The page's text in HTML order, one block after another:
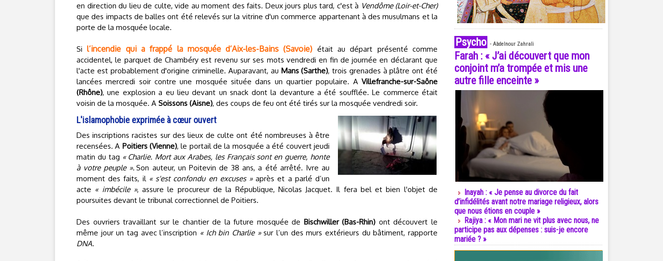
en direction du lieu de culte, vide au moment des faits. Deux jours plus tard, c'est à Vendôme (Loir-et-Cher)
que des impacts de balles ont été relevés sur la vitrine d'un commerce appartenant à des musulmans et la
porte de la mosquée locale.
Sil’incendie qui a frappé la mosquée d’Aix-les-Bains (Savoie) était au départ présenté comme
accidentel, le parquet de Chambéry est revenu sur ses mots vendredi en fin de journée en déclarant que
l'acte est probablement d'origine criminelle. Auparavant, au Mans (Sarthe), trois grenades à plâtre ont été
lancées mercredi soir contre une mosquée située dans un quartier populaire. A Villefranche-sur-Saône
(Rhône), une explosion a eu lieu devant un snack dont la devanture a été soufflée. Le commerce était
voisin de la mosquée. A Soissons (Aisne), des coups de feu ont été tirés sur la mosquée vendredi soir.
L'islamophobie exprimée à cœur ouvert
Des inscriptions racistes sur des lieux de culte ont été nombreuses à être
recensées. A Poitiers (Vienne), le portail de la mosquée a été couvert jeudi
matin du tag « Charlie. Mort aux Arabes, les Français sont en guerre, honte
à votre peuple ». Son auteur, un Poitevin de 38 ans, a été arrêté. Ivre au
moment des faits, il « s'est confondu en excuses »après et a parlé d’un
acte « imbécile », assure le procureur de la République, Nicolas Jacquet. Il fera bel et bien l'objet de
poursuites devant le tribunal correctionnel de Poitiers.
Des ouvriers travaillant sur le chantier de la future mosquée de Bischwiller (Bas-Rhin) ont découvert le
même jour un tag avec l’inscription « Ich bin Charlie »sur l’un des murs extérieurs du bâtiment, rapporte
DNA.
Psycho - Abdelnour Zahrali
Farah : « J’ai découvert que mon
conjoint m’a trompée et mis une
autre fille enceinte »
Inayah : « Je pense au divorce du fait
d’infidélités avant notre mariage religieux, alors
que nous étions en couple »
Rajiya : « Mon mari ne vit plus avec nous, ne
participe pas aux dépenses : suis-je encore
mariée ? »